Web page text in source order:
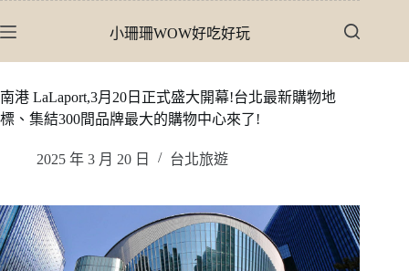
至
內
容
小珊珊WOW好吃好玩
南港 LaLaport,3月20日正式盛大開幕!台北最新購物地
標、集結300間品牌最大的購物中心來了!
2025 年 3 月 20 日 台北旅遊